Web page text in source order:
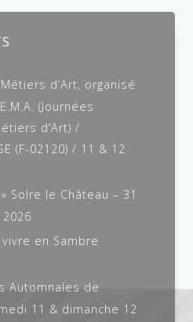
d’Art, organisé
(Journées
d’Art) /
(F-02120) / 11 & 12
Solre le Château – 31
en Sambre
Automnales de
11 & dimanche 12